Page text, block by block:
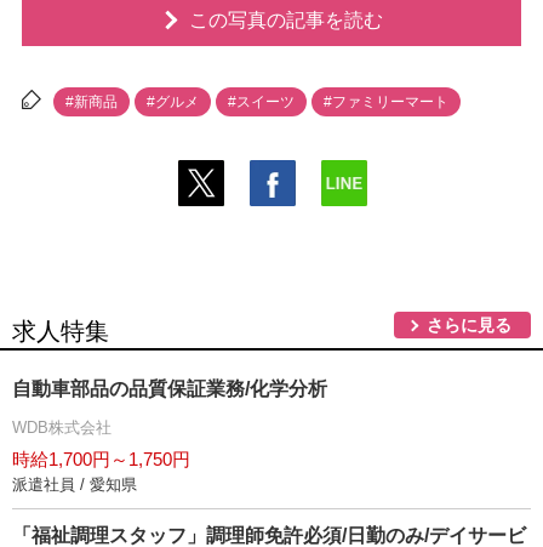
この写真の記事を読む
#新商品 #グルメ #スイーツ #ファミリーマート
求人特集 さらに見る
自動車部品の品質保証業務/化学分析
WDB株式会社
時給1,700円～1,750円
派遣社員 / 愛知県
「福祉調理スタッフ」調理師免許必須/日勤のみ/デイサービ